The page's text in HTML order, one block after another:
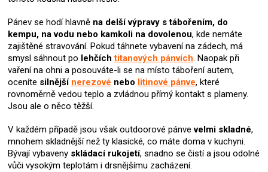
k
y
v
ý
p
i
s
u
Pánev se hodí hlavně na delší výpravy s tábořením, do
kempu, na vodu nebo kamkoli na dovolenou, kde nemáte
zajištěné stravování. Pokud táhnete vybavení na zádech, má
smysl sáhnout po lehčích titanových pánvích. Naopak při
vaření na ohni a posouváte-li se na místo táboření autem,
oceníte silnější nerezové nebo litinové pánve, které
rovnoměrně vedou teplo a zvládnou přímý kontakt s plameny.
Jsou ale o něco těžší.
V každém případě jsou však outdoorové pánve velmi skladné,
mnohem skladnější než ty klasické, co máte doma v kuchyni.
Bývají vybaveny skládací rukojetí, snadno se čistí a jsou odolné
vůči vysokým teplotám i drsnějšímu zacházení.